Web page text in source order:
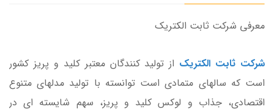
معرفی شرکت ثابت الکتریک
شرکت ثابت الکتریک از تولید کنندگان معتبر کلید و پریز کشور
است که سالهای متمادی است توانسته با تولید مدلهای متنوع
اقتصادی، جذاب و لوکس کلید و پریز، سهم شایسته ای در